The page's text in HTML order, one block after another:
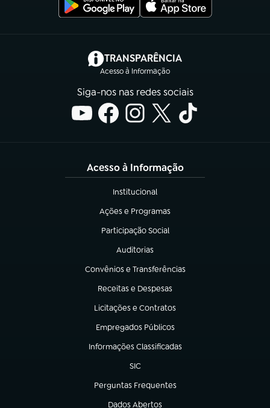
TRANSPARÊNCIA
Acesso à Informação
(abre em nova aba)
Siga-nos nas redes sociais
Acesso à Informação
Institucional
(abre em nova aba)
Ações e Programas
(abre em nova aba)
Participação Social
(abre em nova aba)
Auditorias
(abre em nova aba)
Convênios e Transferências
(abre em nova aba)
Receitas e Despesas
(abre em nova aba)
Licitações e Contratos
(abre em nova aba)
Empregados Públicos
(abre em nova aba)
Informações Classificadas
(abre em nova aba)
SIC
(abre em nova aba)
Perguntas Frequentes
(abre em nova aba)
Dados Abertos